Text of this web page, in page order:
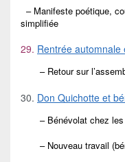
– Manifeste poétique,
simplifiée
29. Rentrée
– Retour sur
30. Don Quichotte et
– Bénévolat chez les
– Nouveau travail